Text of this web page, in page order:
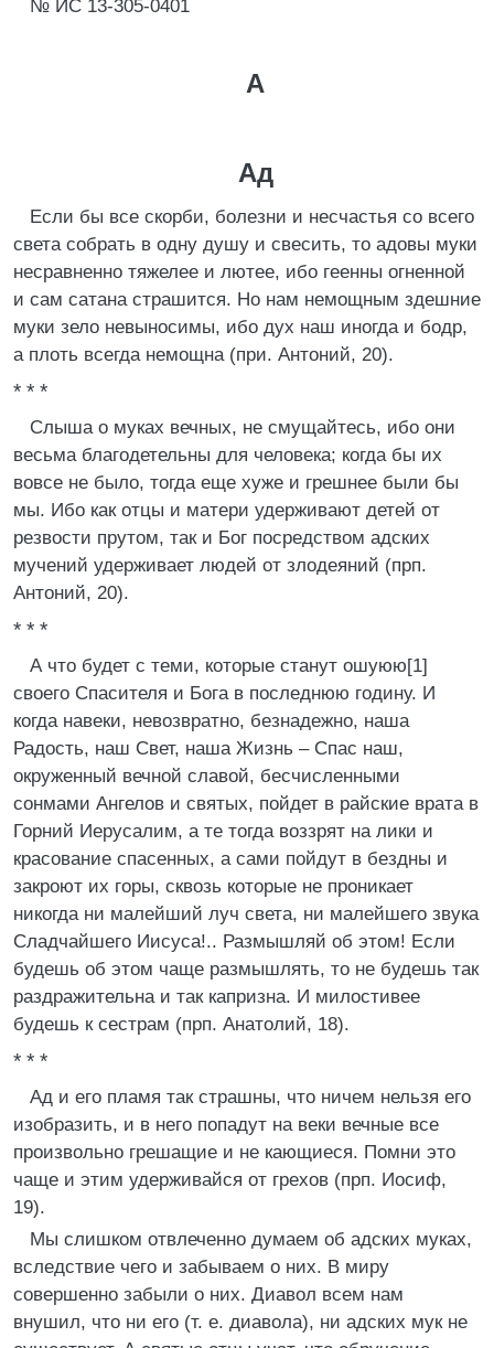
№ ИС 13-305-0401
А
Ад
Если бы все скорби, болезни и несчастья со всего
света собрать в одну душу и свесить, то адовы муки
несравненно тяжелее и лютее, ибо геенны огненной
и сам сатана страшится. Но нам немощным здешние
муки зело невыносимы, ибо дух наш иногда и бодр,
а плоть всегда немощна (при. Антоний, 20).
* * *
Слыша о муках вечных, не смущайтесь, ибо они
весьма благодетельны для человека; когда бы их
вовсе не было, тогда еще хуже и грешнее были бы
мы. Ибо как отцы и матери удерживают детей от
резвости прутом, так и Бог посредством адских
мучений удерживает людей от злодеяний (прп.
Антоний, 20).
* * *
А что будет с теми, которые станут ошуюю[1]
своего Спасителя и Бога в последнюю годину. И
когда навеки, невозвратно, безнадежно, наша
Радость, наш Свет, наша Жизнь – Спас наш,
окруженный вечной славой, бесчисленными
сонмами Ангелов и святых, пойдет в райские врата в
Горний Иерусалим, а те тогда воззрят на лики и
красование спасенных, а сами пойдут в бездны и
закроют их горы, сквозь которые не проникает
никогда ни малейший луч света, ни малейшего звука
Сладчайшего Иисуса!.. Размышляй об этом! Если
будешь об этом чаще размышлять, то не будешь так
раздражительна и так капризна. И милостивее
будешь к сестрам (прп. Анатолий, 18).
* * *
Ад и его пламя так страшны, что ничем нельзя его
изобразить, и в него попадут на веки вечные все
произвольно грешащие и не кающиеся. Помни это
чаще и этим удерживайся от грехов (прп. Иосиф,
19).
Мы слишком отвлеченно думаем об адских муках,
вследствие чего и забываем о них. В миру
совершенно забыли о них. Диавол всем нам
внушил, что ни его (т. е. диавола), ни адских мук не